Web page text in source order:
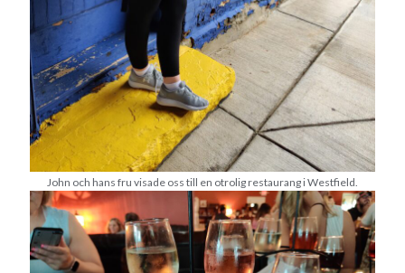
John och hans fru visade oss till en otrolig restaurang i Westfield.